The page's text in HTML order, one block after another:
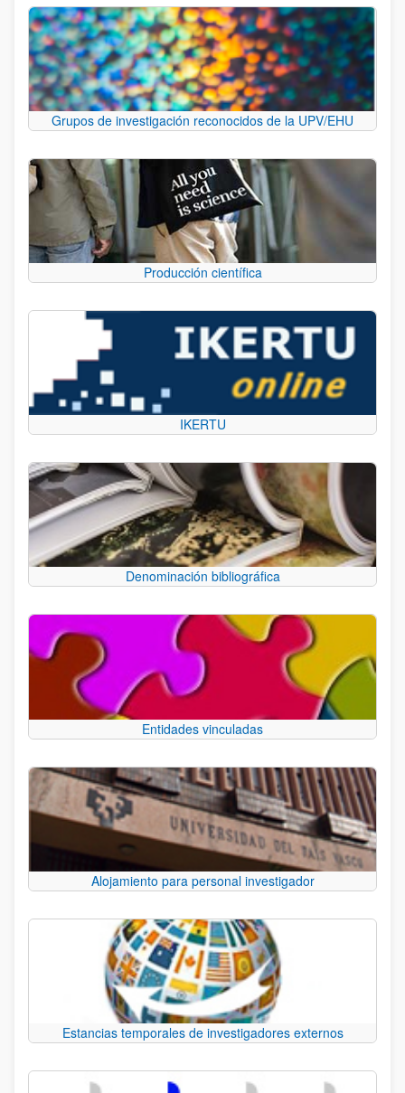
Grupos de investigación reconocidos de la UPV/EHU
Producción científica
IKERTU
Denominación bibliográfica
Entidades vinculadas
Alojamiento para personal investigador
Estancias temporales de investigadores externos